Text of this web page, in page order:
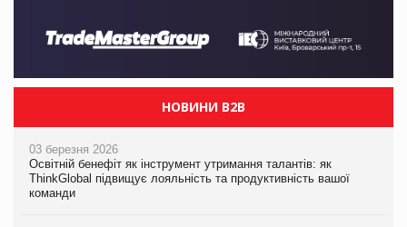
НОВИНИ B2B
03 березня 2026
Освітній бенефіт як інструмент утримання талантів: як
ThinkGlobal підвищує лояльність та продуктивність вашої
команди